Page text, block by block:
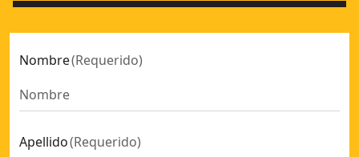
Nombre(Requerido)
Apellido(Requerido)